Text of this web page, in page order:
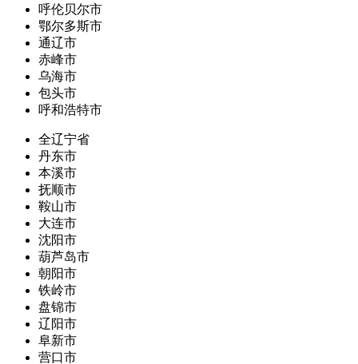
呼伦贝尔市
鄂尔多斯市
通辽市
赤峰市
乌海市
包头市
呼和浩特市
全辽宁省
丹东市
本溪市
抚顺市
鞍山市
大连市
沈阳市
葫芦岛市
朝阳市
铁岭市
盘锦市
辽阳市
阜新市
营口市